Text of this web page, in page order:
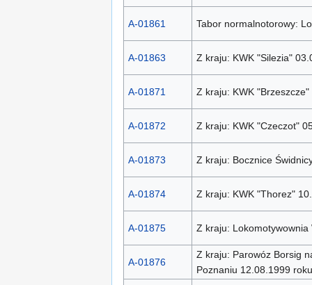
A-01861 Tabor normalnotorowy:
A-01863 Z kraju: KWK "Silezia"
A-01871 Z kraju: KWK
A-01872 Z kraju: KWK "Czeczot"
A-01873 Z kraju: Bocznice
A-01874 Z kraju: KWK "Thorez"
A-01875 Z kraju: Lokomotywownia
A-01876
Z kraju: Parowóz Borsig
Poznaniu 12.08.1999 roku